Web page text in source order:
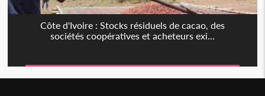
Côte d'Ivoire : Stocks résiduels de cacao, des
sociétés coopératives et acheteurs exi...